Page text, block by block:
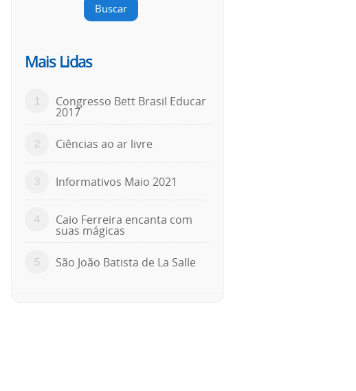
Buscar
Mais Lidas
1 Congresso Bett Brasil Educar
2017
2 Ciências ao ar livre
3 Informativos Maio 2021
4 Caio Ferreira encanta com
suas mágicas
5 São João Batista de La Salle